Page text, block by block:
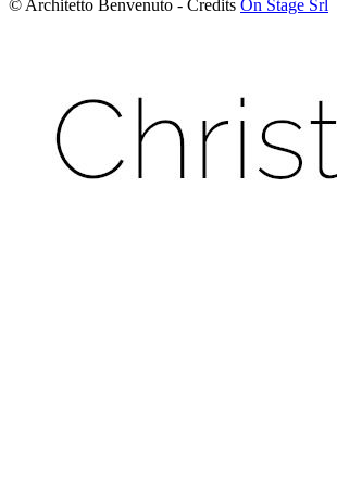
© Architetto Benvenuto - Credits On Stage Srl